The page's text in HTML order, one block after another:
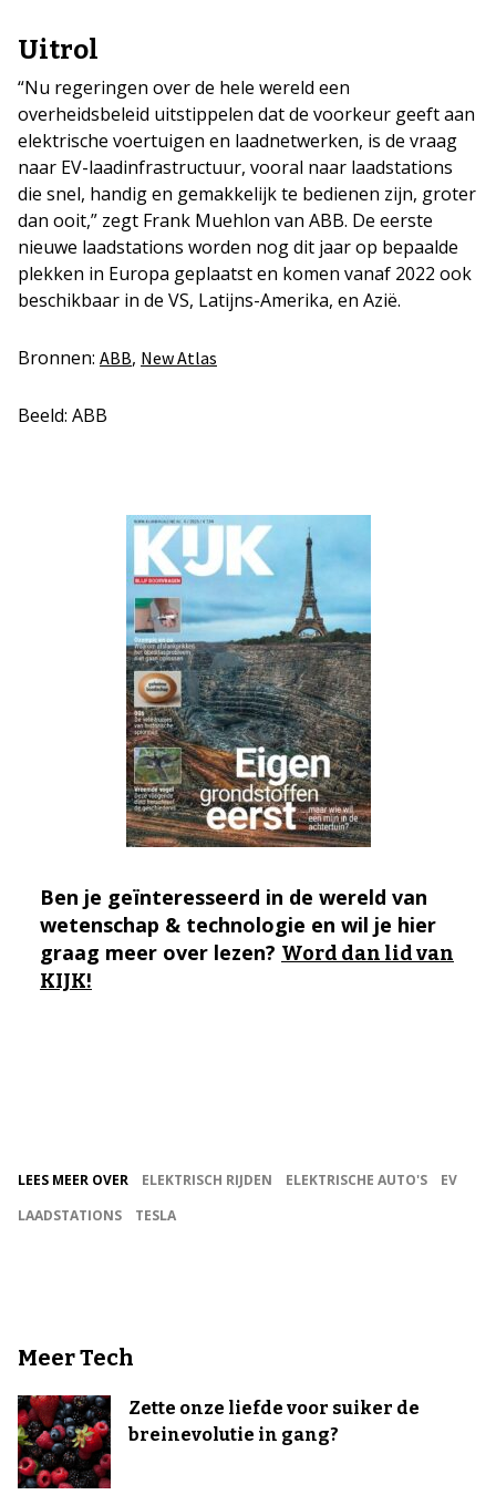
Uitrol
“Nu regeringen over de hele wereld een
overheidsbeleid uitstippelen dat de voorkeur geeft aan
elektrische voertuigen en laadnetwerken, is de vraag
naar EV-laadinfrastructuur, vooral naar laadstations
die snel, handig en gemakkelijk te bedienen zijn, groter
dan ooit,” zegt Frank Muehlon van ABB. De eerste
nieuwe laadstations worden nog dit jaar op bepaalde
plekken in Europa geplaatst en komen vanaf 2022 ook
beschikbaar in de VS, Latijns-Amerika, en Azië.
Bronnen: ABB, New Atlas
Beeld: ABB
Ben je geïnteresseerd in de wereld van
wetenschap & technologie en wil je hier
graag meer over lezen? Word dan lid van
KIJK!
LEES MEER OVER ELEKTRISCH RIJDEN ELEKTRISCHE AUTO'S
EV
LAADSTATIONS
TESLA
Meer Tech
Zette onze liefde voor suiker de
breinevolutie in gang?